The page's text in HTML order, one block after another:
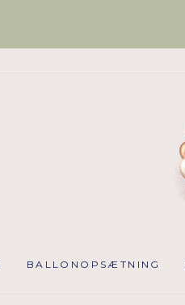
BALLONOPSÆTNING